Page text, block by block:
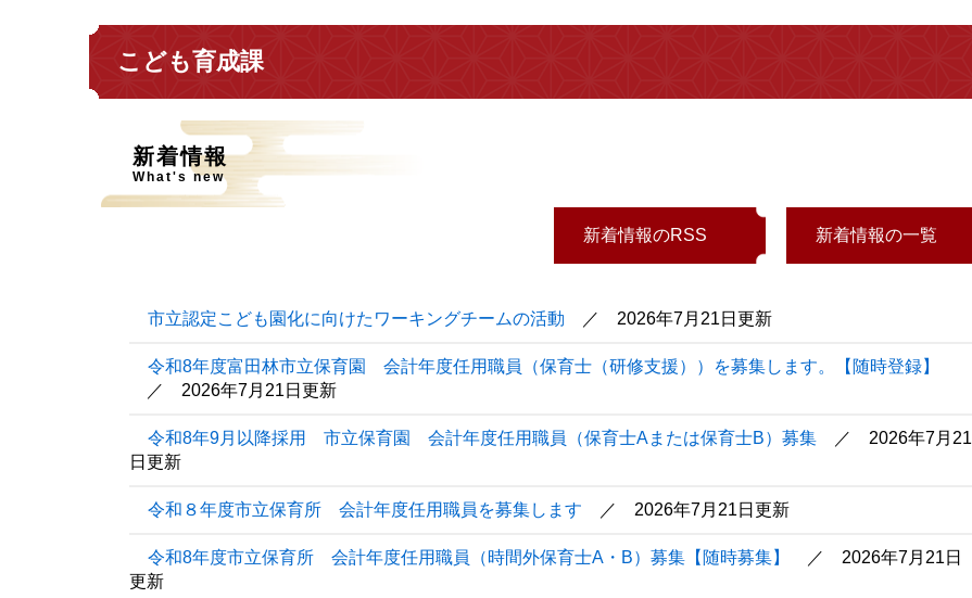
こども育成課
新着情報
What's new
新着情報のRSS 新着情報の一覧
市立認定こども園化に向けたワーキングチームの活動 2026年7月21日更新
令和8年度富田林市立保育園 会計年度任用職員（保育士（研修支援））を募集します。【随時登録】
2026年7月21日更新
令和8年9月以降採用 市立保育園 会計年度任用職員（保育士Aまたは保育士B）募集
2026年7月21
日更新
令和８年度市立保育所 会計年度任用職員を募集します 2026年7月21日更新
令和8年度市立保育所 会計年度任用職員（時間外保育士A・B）募集【随時募集】
2026年7月21日
更新